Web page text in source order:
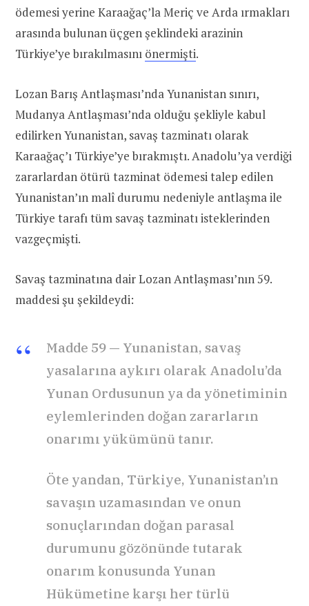
ödemesi yerine Karaağaç’la Meriç ve Arda ırmakları
arasında bulunan üçgen şeklindeki arazinin
Türkiye’ye bırakılmasını önermişti.
Lozan Barış Antlaşması’nda Yunanistan sınırı,
Mudanya Antlaşması’nda olduğu şekliyle kabul
edilirken Yunanistan, savaş tazminatı olarak
Karaağaç’ı Türkiye’ye bırakmıştı. Anadolu’ya verdiği
zararlardan ötürü tazminat ödemesi talep edilen
Yunanistan’ın malî durumu nedeniyle antlaşma ile
Türkiye tarafı tüm savaş tazminatı isteklerinden
vazgeçmişti.
Savaş tazminatına dair Lozan Antlaşması’nın 59.
maddesi şu şekildeydi:
Madde 59 — Yunanistan, savaş
yasalarına aykırı olarak Anadolu’da
Yunan Ordusunun ya da yönetiminin
eylemlerinden doğan zararların
onarımı yükümünü tanır.
Öte yandan, Türkiye, Yunanistan’ın
savaşın uzamasından ve onun
sonuçlarından doğan parasal
durumunu gözönünde tutarak
onarım konusunda Yunan
Hükümetine karşı her türlü